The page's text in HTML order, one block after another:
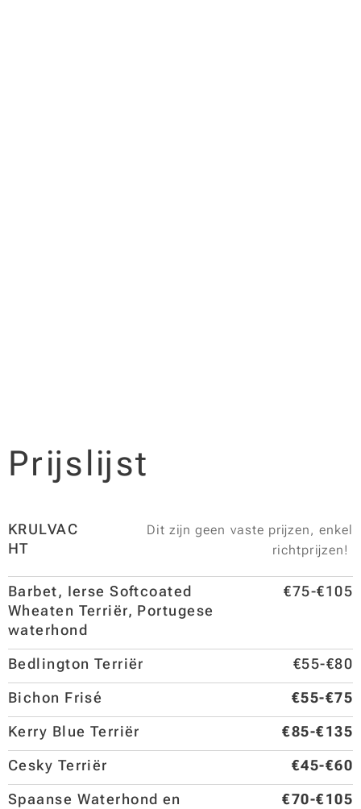
Prijslijst
KRULVAC
HT
Dit zijn geen vaste prijzen, enkel
richtprijzen!
Barbet, Ierse Softcoated
Wheaten Terriër, Portugese
waterhond
€75-€105
Bedlington Terriër
€55-€80
Bichon Frisé
€55-€75
Kerry Blue Terriër
€85-€135
Cesky Terriër
€45-€60
Spaanse Waterhond en
€70-€105